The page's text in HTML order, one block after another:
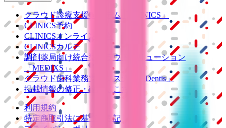
クラウド診療支援システム
「CLINICS」
CLINICS予約
CLINICSオンライン診療
CLINICSカルテ
調剤薬局向け統合型クラウドソリューション
「MEDIXS」
クラウド歯科業務支援システム
「Dentis」
掲載情報の修正・削除はこちら
利用規約
特定商取引法に基づく表記